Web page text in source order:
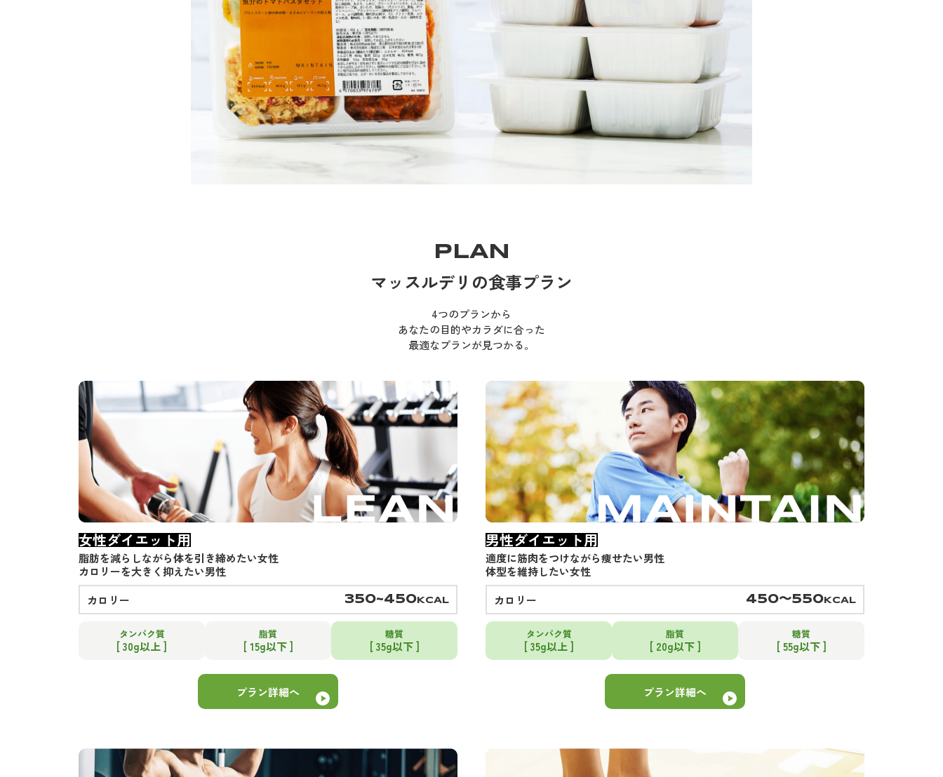
PLAN
マッスルデリの食事プラン
4つのプランから
あなたの目的やカラダに合った
最適なプランが見つかる。
女性ダイエット用
脂肪を減らしながら体を引き締めたい女性
カロリーを大きく抑えたい男性
カロリー
350~450 KCAL
タンパク質
[ 30g以上 ]
脂質
[ 15g以下 ]
糖質
[ 35g以下 ]
プラン詳細へ
男性ダイエット用
適度に筋肉をつけながら痩せたい男性
体型を維持したい女性
カロリー
450〜550 KCAL
タンパク質
[ 35g以上 ]
脂質
[ 20g以下 ]
糖質
[ 55g以下 ]
プラン詳細へ